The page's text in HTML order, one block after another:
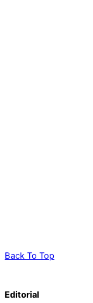
Back To Top
Editorial